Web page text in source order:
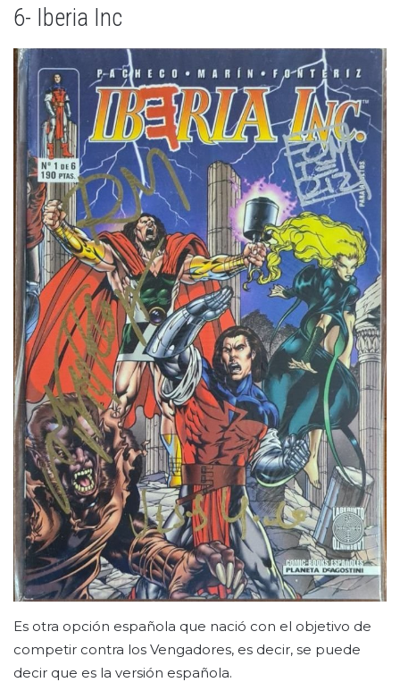
6- Iberia Inc
Es otra opción española que nació con el objetivo de
competir contra los Vengadores, es decir, se puede
decir que es la versión española.